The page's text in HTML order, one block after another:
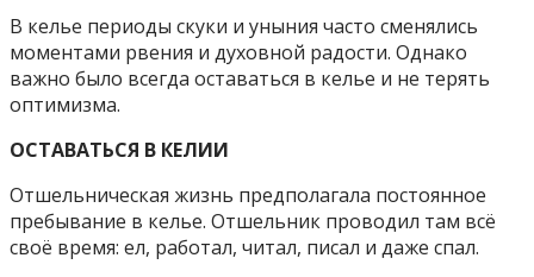
В келье периоды скуки и уныния часто сменялись
моментами рвения и духовной радости. Однако
важно было всегда оставаться в келье и не терять
оптимизма.
ОСТАВАТЬСЯ В КЕЛИИ
Отшельническая жизнь предполагала постоянное
пребывание в келье. Отшельник проводил там всё
своё время: ел, работал, читал, писал и даже спал.